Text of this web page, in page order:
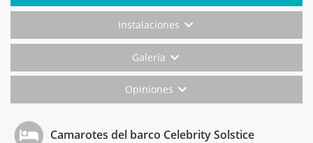
Instalaciones
Galería
Opiniones
Camarotes del barco Celebrity Solstice